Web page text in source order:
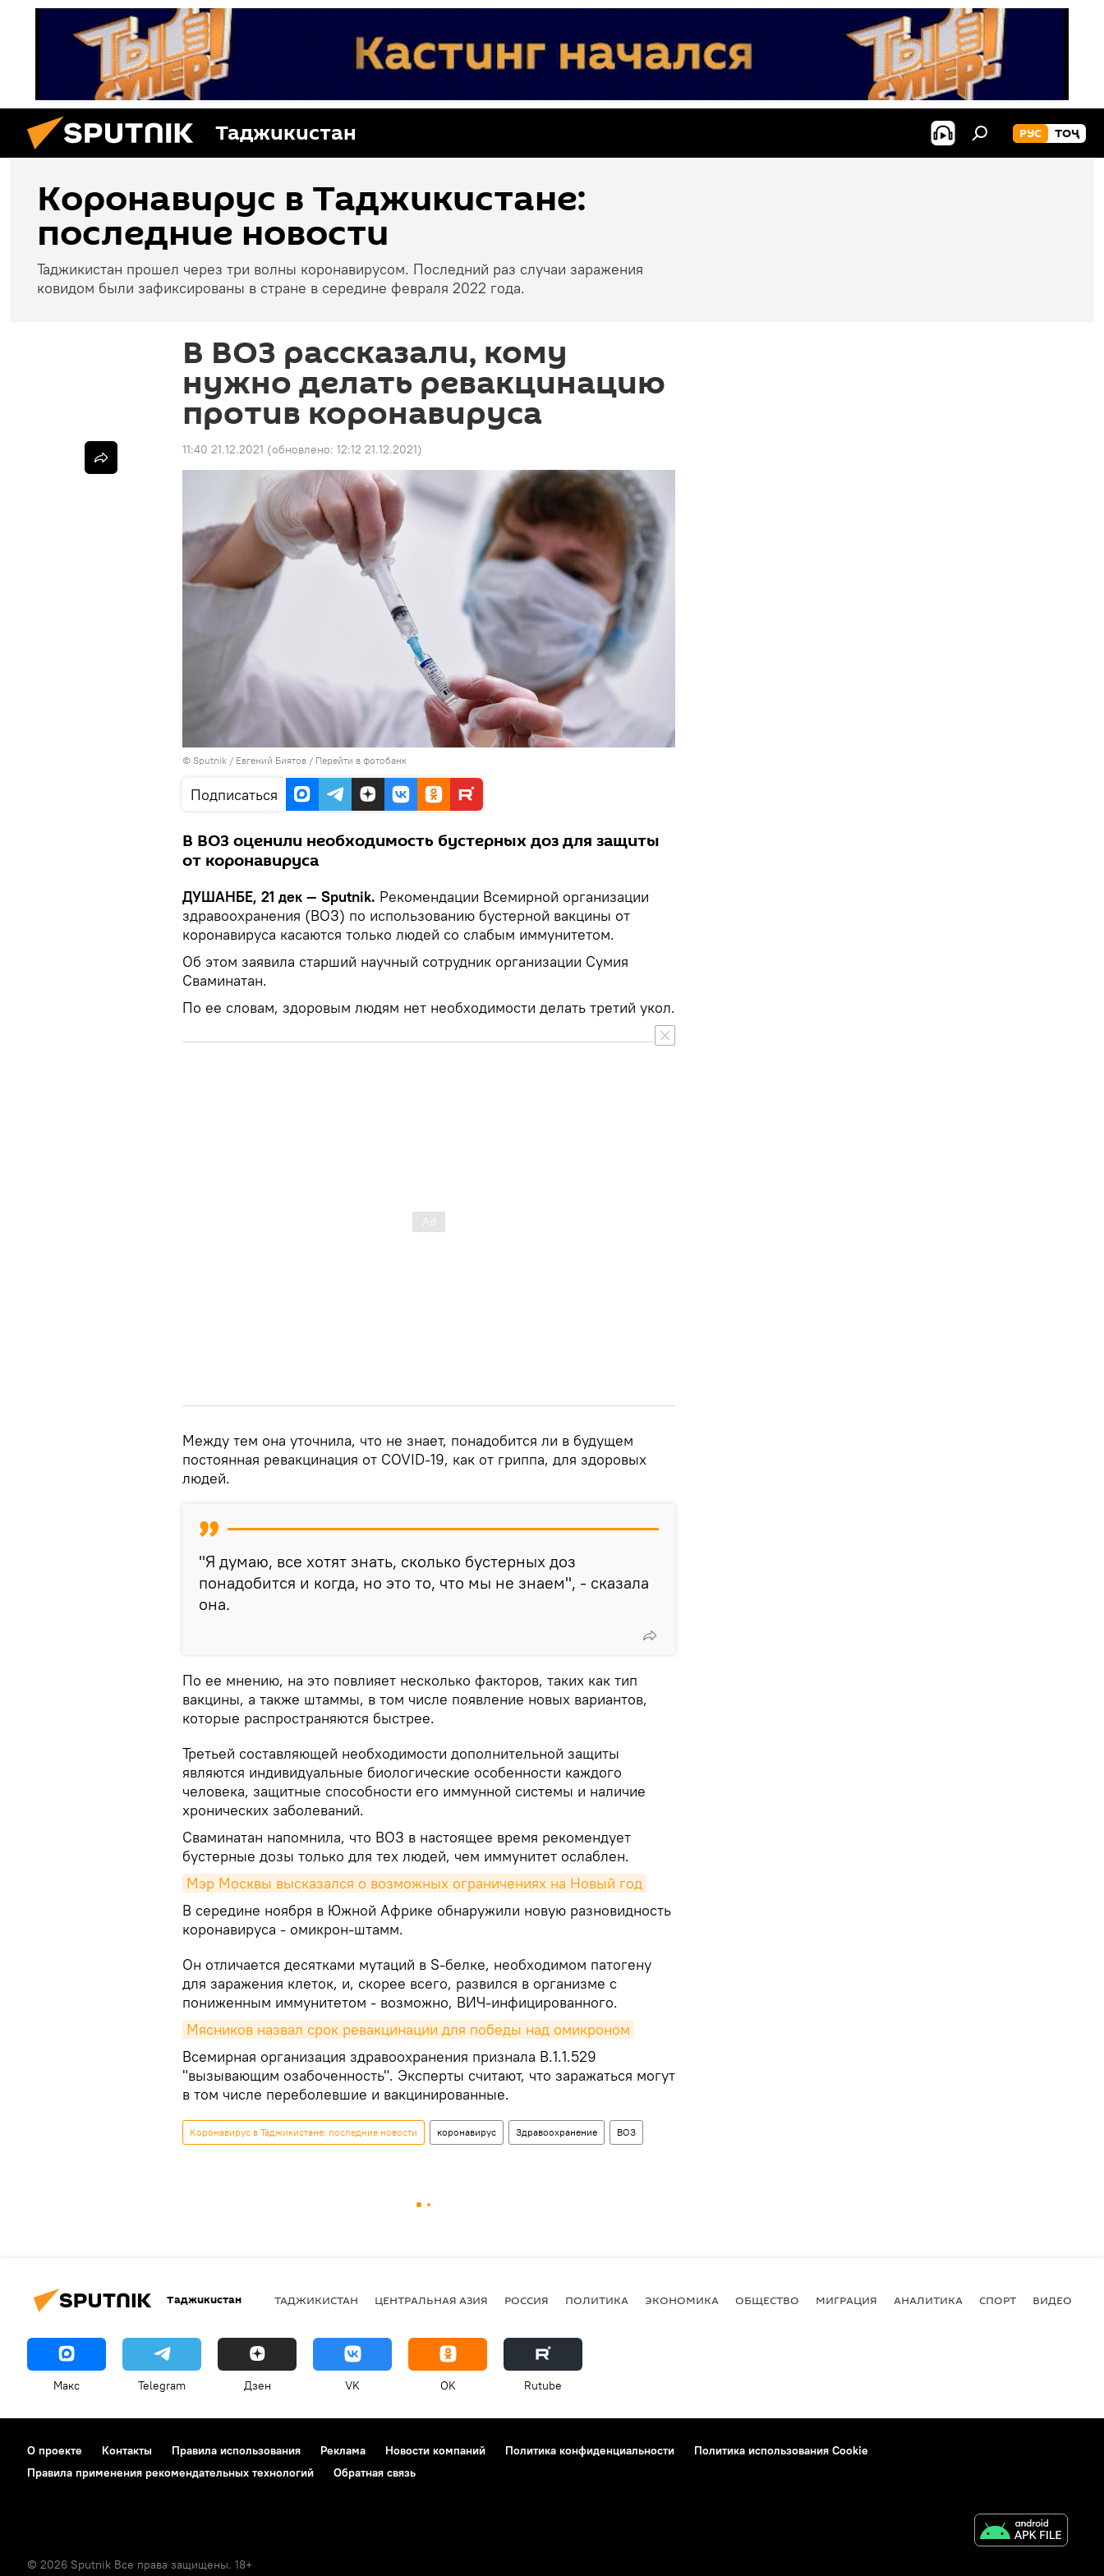
Таджикистан РУС ТОҶ
Коронавирус в Таджикистане:
последние новости
Таджикистан прошел через три волны коронавирусом. Последний раз случаи заражения
ковидом были зафиксированы в стране в середине февраля 2022 года.
В ВОЗ рассказали, кому
нужно делать ревакцинацию
против коронавируса
11:40 21.12.2021 (обновлено: 12:12 21.12.2021)
© Sputnik / Евгений Биятов / Перейти в фотобанк
Подписаться
В ВОЗ оценили необходимость бустерных доз для защиты
от коронавируса
ДУШАНБЕ, 21 дек — Sputnik. Рекомендации Всемирной организации
здравоохранения (ВОЗ) по использованию бустерной вакцины от
коронавируса касаются только людей со слабым иммунитетом.
Об этом заявила старший научный сотрудник организации Сумия
Сваминатан.
По ее словам, здоровым людям нет необходимости делать третий укол.
Между тем она уточнила, что не знает, понадобится ли в будущем
постоянная ревакцинация от COVID-19, как от гриппа, для здоровых
людей.
"Я думаю, все хотят знать, сколько бустерных доз
понадобится и когда, но это то, что мы не знаем", - сказала
она.
По ее мнению, на это повлияет несколько факторов, таких как тип
вакцины, а также штаммы, в том числе появление новых вариантов,
которые распространяются быстрее.
Третьей составляющей необходимости дополнительной защиты
являются индивидуальные биологические особенности каждого
человека, защитные способности его иммунной системы и наличие
хронических заболеваний.
Сваминатан напомнила, что ВОЗ в настоящее время рекомендует
бустерные дозы только для тех людей, чем иммунитет ослаблен.
Мэр Москвы высказался о возможных ограничениях на Новый год
В середине ноября в Южной Африке обнаружили новую разновидность
коронавируса - омикрон-штамм.
Он отличается десятками мутаций в S-белке, необходимом патогену
для заражения клеток, и, скорее всего, развился в организме с
пониженным иммунитетом - возможно, ВИЧ-инфицированного.
Мясников назвал срок ревакцинации для победы над омикроном
Всемирная организация здравоохранения признала B.1.1.529
"вызывающим озабоченность". Эксперты считают, что заражаться могут
в том числе переболевшие и вакцинированные.
Коронавирус в Таджикистане: последние новости коронавирус Здравоохранение ВОЗ
Таджикистан ТАДЖИКИСТАН ЦЕНТРАЛЬНАЯ АЗИЯ РОССИЯ ПОЛИТИКА ЭКОНОМИКА ОБЩЕСТВО МИГРАЦИЯ АНАЛИТИКА СПОРТ ВИДЕО
Макс Telegram Дзен VK OK Rutube
О проекте Контакты Правила использования Реклама Новости компаний Политика конфиденциальности
Политика использования Cookie
Правила применения рекомендательных технологий
Обратная связь
© 2026 Sputnik Все права защищены. 18+